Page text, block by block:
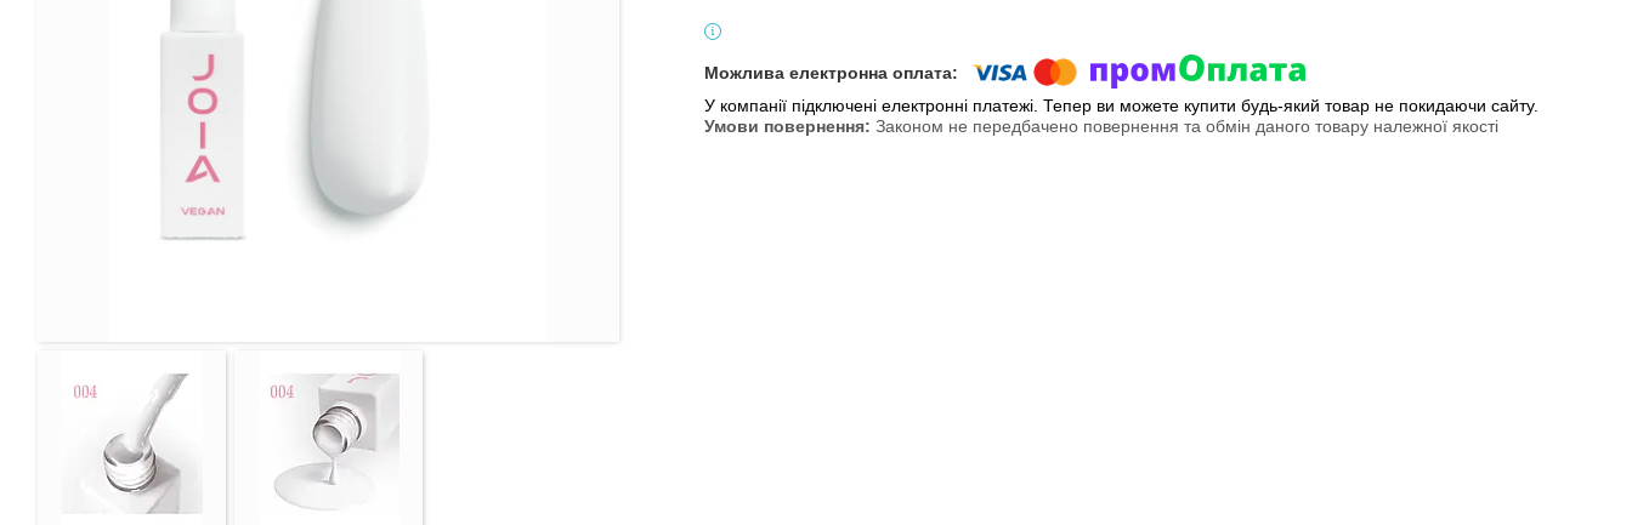
У компанії підключені електронні платежі. Тепер ви можете купити будь-який товар не покидаючи сайту.
Законом не передбачено повернення та обмін даного товару належної якості